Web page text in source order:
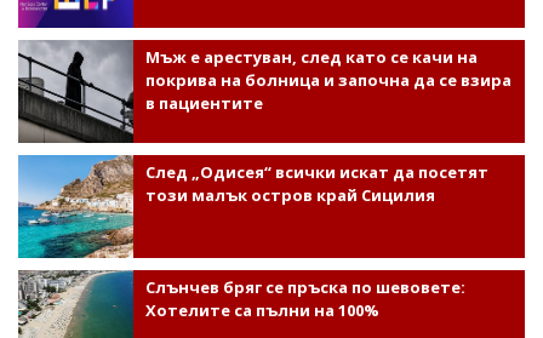
Мъж е арестуван, след като се качи на
покрива на болница и започна да се взира
в пациентите
След „Одисея“ всички искат да посетят
този малък остров край Сицилия
Слънчев бряг се пръска по шевовете:
Хотелите са пълни на 100%